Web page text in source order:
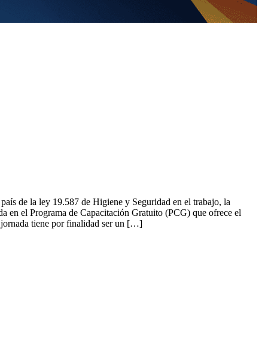
de la ley 19.587 de Higiene y Seguridad en el trabajo, la
en el Programa de Capacitación Gratuito (PCG) que ofrece el
tiene por finalidad ser un […]